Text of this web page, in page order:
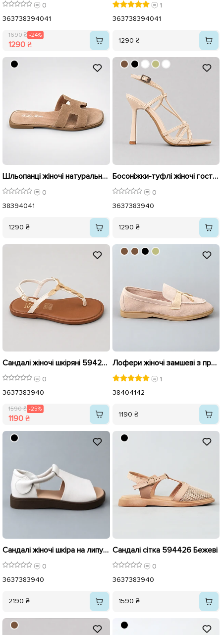
0
363738394041
1690 ₴ -24%
1290 ₴
1
363738394041
1290 ₴
Шльопанці жіночі натуральна замша 595776 Бежеві
0
38394041
1290 ₴
Босоніжки-туфлі жіночі гострий носок 595769 Бежеві
0
3637383940
1290 ₴
Сандалі жіночі шкіряні 594249 Бежеві розпродаж
0
3637383940
1590 ₴ -25%
1190 ₴
Лофери жіночі замшеві з прикрасами 595656 Бежеві
1
38404142
1190 ₴
Сандалі жіночі шкіра на липучці 595628 Бежеві
0
3637383940
2190 ₴
Сандалі сітка 594426 Бежеві
0
3637383940
1590 ₴